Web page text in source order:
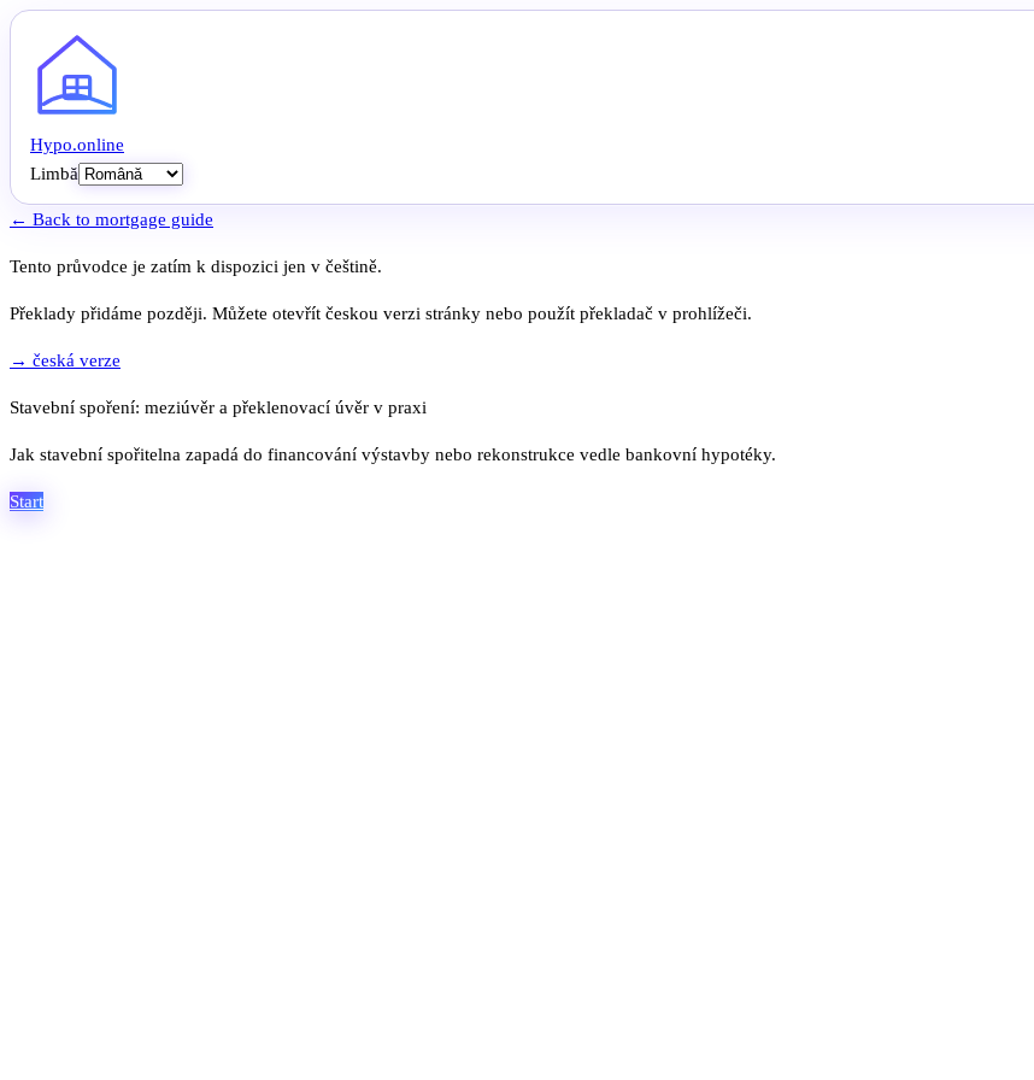
Hypo.online
Limbă
← Back to mortgage guide
Tento průvodce je zatím k dispozici jen v češtině.
Překlady přidáme později. Můžete otevřít českou verzi stránky nebo použít překladač v prohlížeči.
→ česká verze
Stavební spoření: meziúvěr a překlenovací úvěr v praxi
Jak stavební spořitelna zapadá do financování výstavby nebo rekonstrukce vedle bankovní hypotéky.
Start